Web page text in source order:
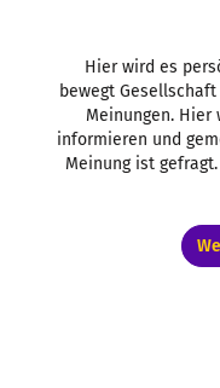
Hier wird es
bewegt
Meinungen.
informieren und
Meinung ist